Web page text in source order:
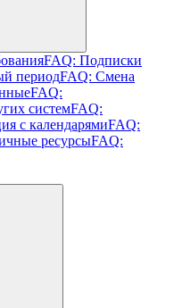
FAQ: Подписки
периодFAQ: Смена
FAQ:
системFAQ:
с календарямиFAQ:
ресурсыFAQ: